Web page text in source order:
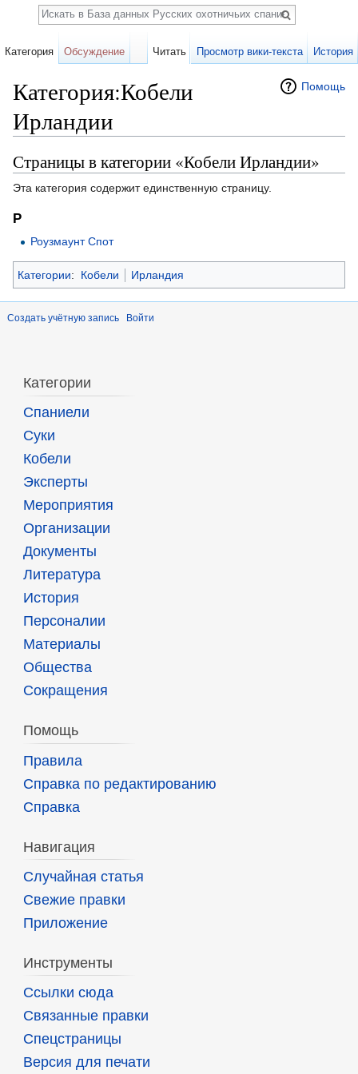
Помощь
Категория:Кобели
Ирландии
Страницы в категории «Кобели Ирландии»
Эта категория содержит единственную страницу.
Р
Роузмаунт Спот
Категории: Кобели Ирландия
Создать учётную запись Войти
Категория Обсуждение Читать Просмотр вики-текста История
Поиск
Категории
Спаниели
Суки
Кобели
Эксперты
Мероприятия
Организации
Документы
Литература
История
Персоналии
Материалы
Общества
Сокращения
Помощь
Правила
Справка по редактированию
Справка
Навигация
Случайная статья
Свежие правки
Приложение
Инструменты
Ссылки сюда
Связанные правки
Спецстраницы
Версия для печати